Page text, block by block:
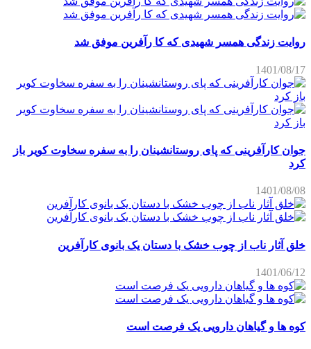
روایت زندگی همسر شهیدی که کا رآفرین موفق شد
1401/08/17
جوان کارآفرینی که پای روستانشینان را به سفره سخاوت کویر باز
کرد
1401/08/08
خلق آثار ناب از چوب خشک با دستان یک بانوی کارآفرین
1401/06/12
کوه ها و گیاهان دارویی یک فرصت است